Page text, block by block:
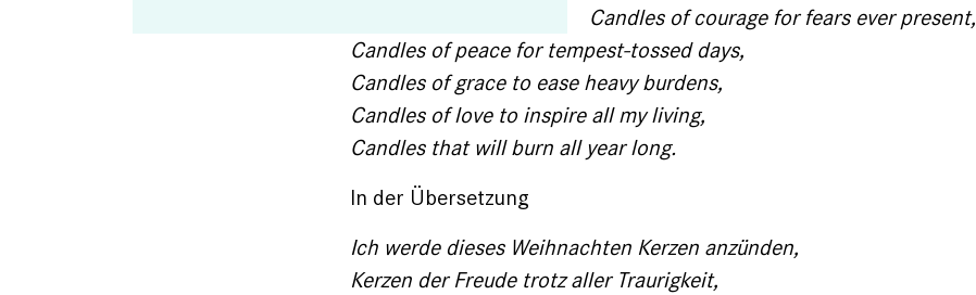
Candles of courage for fears ever present,
Candles of peace for tempest-tossed days,
Candles of grace to ease heavy burdens,
Candles of love to inspire all my living,
Candles that will burn all year long.
In der Übersetzung
Ich werde dieses Weihnachten Kerzen anzünden,
Kerzen der Freude trotz aller Traurigkeit,